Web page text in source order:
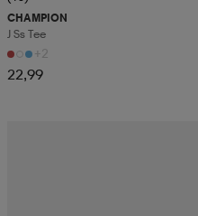
CHAMPION
J Ss Tee
+2
22,99